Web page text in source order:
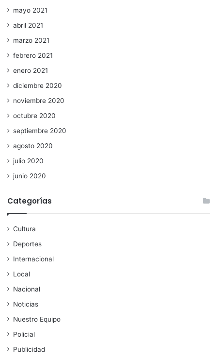
mayo 2021
abril 2021
marzo 2021
febrero 2021
enero 2021
diciembre 2020
noviembre 2020
octubre 2020
septiembre 2020
agosto 2020
julio 2020
junio 2020
Categorías
Cultura
Deportes
Internacional
Local
Nacional
Noticias
Nuestro Equipo
Policial
Publicidad